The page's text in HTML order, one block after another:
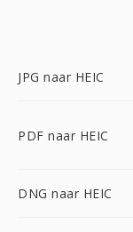
JPG naar HEIC
PDF naar HEIC
DNG naar HEIC